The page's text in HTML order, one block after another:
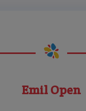
Emil Open